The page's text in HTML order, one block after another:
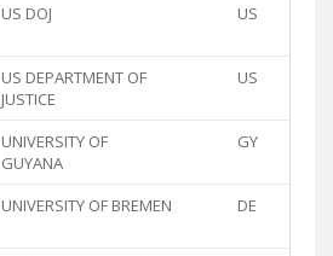
US DOJ US
US DEPARTMENT OF
JUSTICE
US
UNIVERSITY OF
GUYANA
GY
UNIVERSITY OF BREMEN DE